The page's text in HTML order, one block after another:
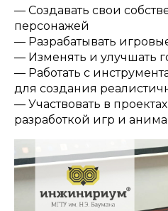
— Создавать свои
персонажей
— Разрабатывать
— Изменять и улучшать
— Работать с
для создания
— Участвовать в
разработкой игр и